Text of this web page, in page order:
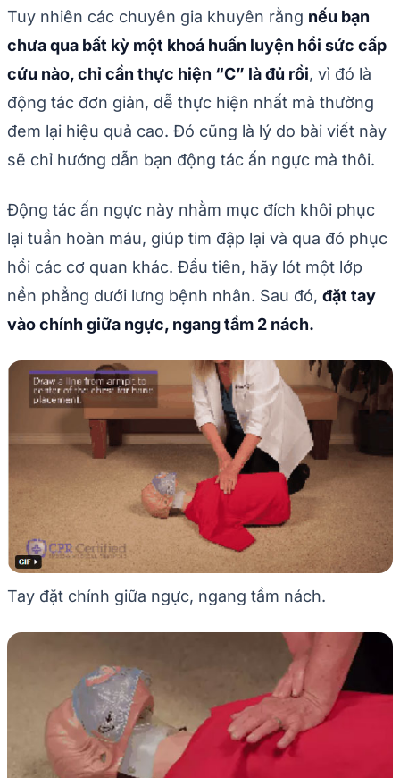
Tuy nhiên các chuyên gia khuyên rằng nếu bạn
chưa qua bất kỳ một khoá huấn luyện hồi sức cấp
cứu nào, chỉ cần thực hiện “C” là đủ rồi, vì đó là
động tác đơn giản, dễ thực hiện nhất mà thường
đem lại hiệu quả cao. Đó cũng là lý do bài viết này
sẽ chỉ hướng dẫn bạn động tác ấn ngực mà thôi.
Động tác ấn ngực này nhằm mục đích khôi phục
lại tuần hoàn máu, giúp tim đập lại và qua đó phục
hồi các cơ quan khác. Đầu tiên, hãy lót một lớp
nền phẳng dưới lưng bệnh nhân. Sau đó, đặt tay
vào chính giữa ngực, ngang tầm 2 nách.
Tay đặt chính giữa ngực, ngang tầm nách.